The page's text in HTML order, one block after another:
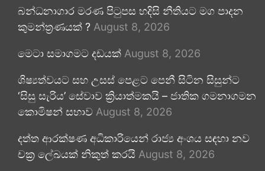
බන්ධනාගාර මරණ පිටුපස හදිසි නීතියට මග පාදන
කුමන්ත්‍රණයක් ? August 8, 2026
මෙටා සමාගමට දඩයක් August 8, 2026
ශිෂ්‍යත්වයට සහ උසස් පෙළට පෙනී සිටින සිසුන්ට
‘සිසු සැරිය’ සේවාව ක්‍රියාත්මකයි – ජාතික ගමනාගමන
කොමිෂන් සභාව August 8, 2026
දත්ත ආරක්ෂණ අධිකාරියෙන් රාජ්‍ය අංශය සඳහා නව
චක්‍ර ලේඛයක් නිකුත් කරයි August 8, 2026